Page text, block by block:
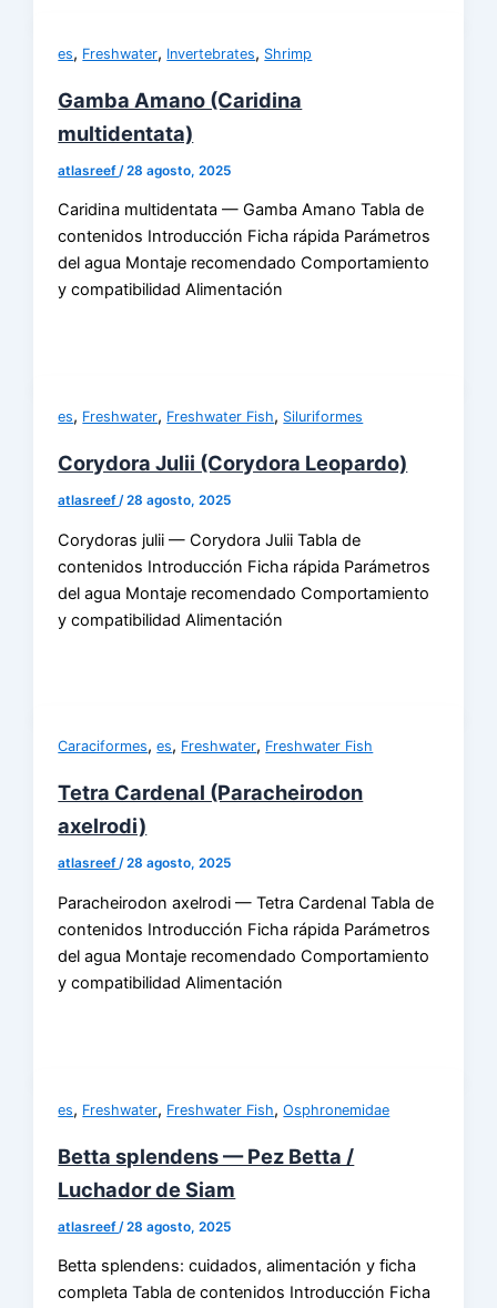
es, Freshwater, Invertebrates, Shrimp
Gamba Amano (Caridina
multidentata)
atlasreef /28 agosto, 2025
Caridina multidentata — Gamba Amano Tabla de
contenidos Introducción Ficha rápida Parámetros
del agua Montaje recomendado Comportamiento
y compatibilidad Alimentación
es, Freshwater, Freshwater Fish, Siluriformes
Corydora Julii (Corydora Leopardo)
atlasreef/28 agosto, 2025
Corydoras julii — Corydora Julii Tabla de
contenidos Introducción Ficha rápida Parámetros
del agua Montaje recomendado Comportamiento
y compatibilidad Alimentación
Caraciformes,es, Freshwater, Freshwater Fish
Tetra Cardenal (Paracheirodon
axelrodi)
atlasreef/28 agosto, 2025
Paracheirodon axelrodi — Tetra Cardenal Tabla de
contenidos Introducción Ficha rápida Parámetros
del agua Montaje recomendado Comportamiento
y compatibilidad Alimentación
es, Freshwater, Freshwater Fish,Osphronemidae
Betta splendens — Pez Betta /
Luchador de Siam
atlasreef /28 agosto, 2025
Betta splendens: cuidados, alimentación y ficha
completa Tabla de contenidos Introducción Ficha